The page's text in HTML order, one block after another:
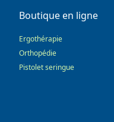
Boutique en ligne
Ergothérapie
Orthopédie
Pistolet seringue